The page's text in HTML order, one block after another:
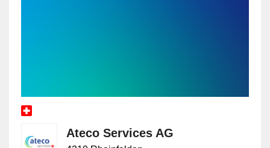
Ateco Services AG